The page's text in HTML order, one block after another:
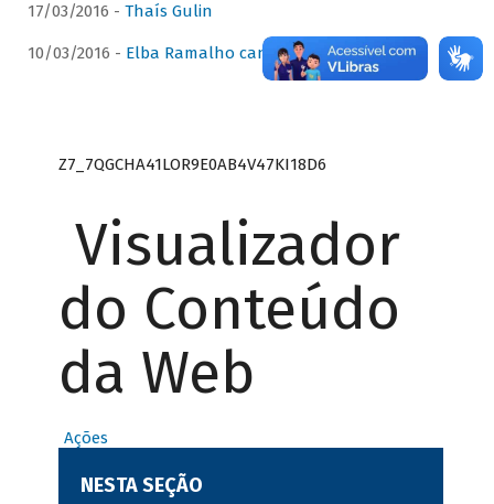
17/03/2016 - Thaís Gulin
10/03/2016 - Elba Ramalho canta Dominguinhos
Z7_7QGCHA41LOR9E0AB4V47KI18D6
Visualizador
do Conteúdo
da Web
Ações
NESTA SEÇÃO